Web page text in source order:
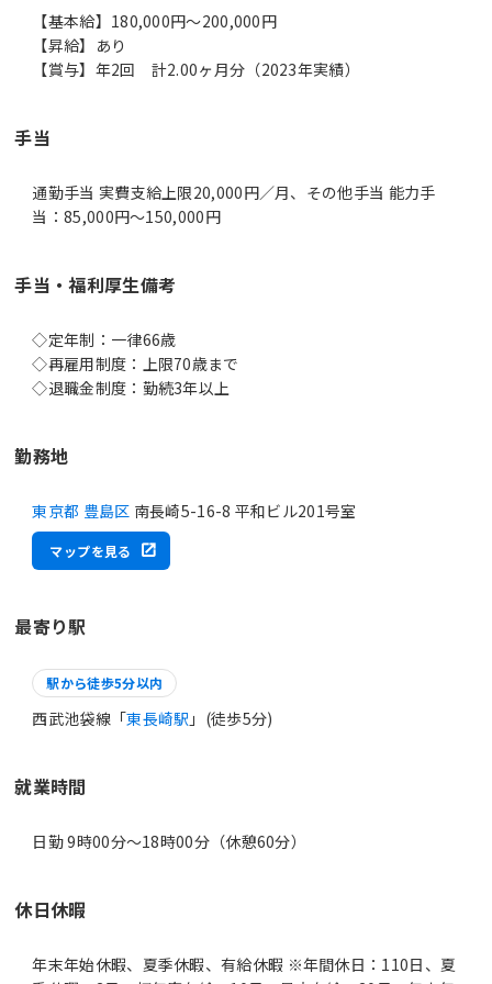
【基本給】180,000円～200,000円
【昇給】あり
【賞与】年2回 計2.00ヶ月分（2023年実績）
手当
通勤手当 実費支給上限20,000円／月、その他手当 能力手
当：85,000円～150,000円
手当・福利厚生備考
◇定年制：一律66歳
◇再雇用制度：上限70歳まで
◇退職金制度：勤続3年以上
勤務地
東京都 豊島区 南長崎5-16-8 平和ビル201号室
マップを見る
最寄り駅
駅から徒歩5分以内
西武池袋線「東長崎駅 」(徒歩5分)
就業時間
日勤 9時00分〜18時00分（休憩60分）
休日休暇
年末年始休暇、夏季休暇、有給休暇 ※年間休日：110日、夏